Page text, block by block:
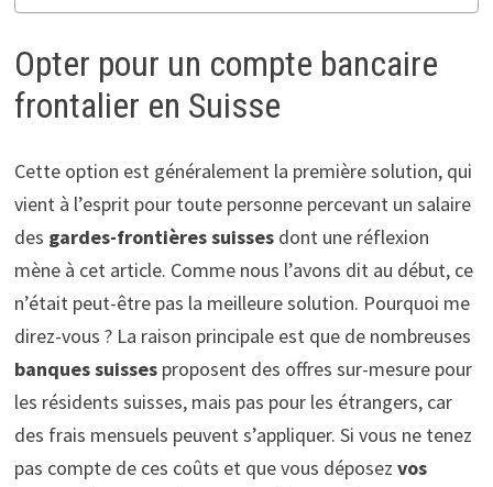
Opter pour un compte bancaire
frontalier en Suisse
Cette option est généralement la première solution, qui
vient à l’esprit pour toute personne percevant un salaire
des gardes-frontières suissesdont une réflexion
mène à cet article. Comme nous l’avons dit au début, ce
n’était peut-être pas la meilleure solution. Pourquoi me
direz-vous ? La raison principale est que de nombreuses
banques suissesproposent des offres sur-mesure pour
les résidents suisses, mais pas pour les étrangers, car
des frais mensuels peuvent s’appliquer. Si vous ne tenez
pas compte de ces coûts et que vous déposez vos